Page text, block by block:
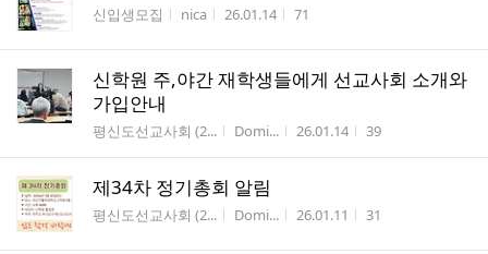
게시판명
신입생모집 작성자
nica 작성시간
26.01.14 조회수
71
신학원 주,야간 재학생들에게 선교사회 소개와
가입안내
게시판명
평신도선교사회 (2... 작성자
Domi... 작성시간
26.01.14 조회수
39
제34차 정기총회 알림
게시판명
평신도선교사회 (2... 작성자
Domi... 작성시간
26.01.11 조회수
31